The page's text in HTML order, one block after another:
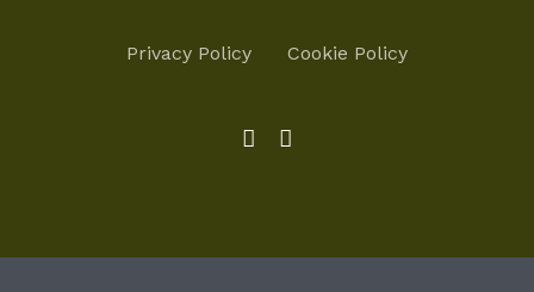
Privacy Policy Cookie Policy